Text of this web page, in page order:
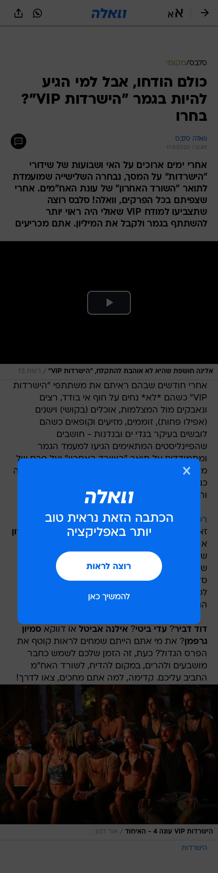
סלבס/מקומי
כולם הודחו, אבל למי הגיע
להיות בגמר "הישרדות VIP"?
בחרו
וואלה סלבס
11.9.2020 / 0:49
אחרי ימים ארוכים על האי ושבועות של שידורי
"הישרדות" על המסך, נבחרה השלישייה שמועמדת
לתואר "השורד האחרון" של עונת האח"מים. אחרי
שצפיתם בכל הפרקים, וואלה! סלבס רוצה
שתצביעו למודח VIP שאולי היה ראוי יותר
להשתתף בגמר ולקבל את המיליון. אתם מכריעים
אלינה חושפת שהיא לא אוהבת להתקלח, "הישרדות VIP" / רשת 13
אחרי חודשים שבהם ראיתם את משתתפי "הישרדות
VIP" כשהם *לא* נחים על חוף אי בודד, רצים
ונאבקים מול המצלמות, אוכלים (בקושי) וישנים
(אפילו פחות), זוממים, מזיעים וקופאים כשהם
לובשים בעיקר בגדי ים ובנדנות - חושבים
שהפיינליסטים המתאימים הגיעו למעמד הגמר
ומתמודדים על תואר "השורד האחרון" ועל פרס של
מיליון שקלים? אז זהו, אפשר למצוא כמה כאלה שזה
כנראה מוצא חן בעינם פחות, אלה שהתחרו מולם
והודחו אחד אחרי השנייה.
רכלו על השורדים גם באינסטגרם
זאת האמת:
בני ברוכיםואלה איילון,רגב הוד
דנה רון
אולי לא הצליחו לעמוד במשימות או בבריתות של
שאר חבריהם והודחו מבעוד מועד, אבל היי - אחרי
שצפיתם בכמה וכמה פרקים של הריאליטי, וואלה!
סלבס נותנת לכם הזדמנות לתקן את העוול, או
לפחות לומר את מי מבינם הייתם משלבים בחבורת
הגמר.
דוד דביר? עדי ביטי? אילנה אביטל או דווקא סמיון
גרפמן? את מי אתם הייתם שמחים לראות קוטף את
הפרס הגדול? כעת, זה הזמן שלכם לשמש כחבר
מושבעים ולהרים, במקום להדיח, לשורד האח"מ
החביב עליכם. קדימה, למה אתם מחכים, צאו לדרך!
הישרדות VIP עונה 4 - האיחוד / אור דנון
הישרדות